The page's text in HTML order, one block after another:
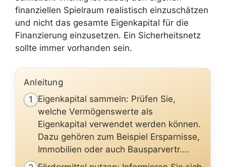
finanziellen Spielraum realistisch einzuschätzen
und nicht das gesamte Eigenkapital für die
Finanzierung einzusetzen. Ein Sicherheitsnetz
sollte immer vorhanden sein.
Anleitung
1
Eigenkapital sammeln: Prüfen Sie,
welche Vermögenswerte als
Eigenkapital verwendet werden können.
Dazu gehören zum Beispiel Ersparnisse,
Immobilien oder auch Bausparvertr….